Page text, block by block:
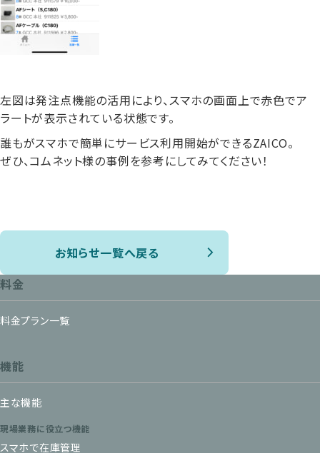
左図は発注点機能の活用により、スマホの画面上で赤色でア
ラートが表示されている状態です。
誰もがスマホで簡単にサービス利用開始ができるZAICO。
ぜひ、コムネット様の事例を参考にしてみてください！
お知らせ一覧へ戻る
料金
料金プラン一覧
機能
主な機能
現場業務に役立つ機能
スマホで在庫管理